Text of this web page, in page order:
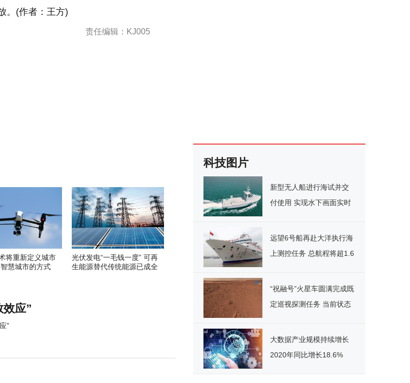
。(作者：王方)
责任编辑：KJ005
将重新定义城市
慧城市的方式
光伏发电“一毛钱一度” 可再
生能源替代传统能源已成全
应”
”
科技图片
新型无人船进行海试并交
付使用 实现水下画面实时
远望6号船再赴大洋执行海
上测控任务 总航程将超1.6
“祝融号”火星车圆满完成既
定巡视探测任务 当前状态
大数据产业规模持续增长
2020年同比增长18.6%